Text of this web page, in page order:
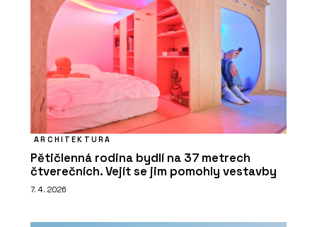
ARCHITEKTURA
Pětičlenná rodina bydlí na 37 metrech
čtverečních. Vejít se jim pomohly vestavby
7. 4. 2026